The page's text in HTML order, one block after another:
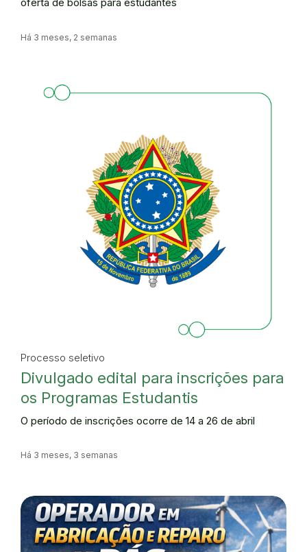
Há 3 meses, 2 semanas
Processo seletivo
Divulgado edital para inscrições para
os Programas Estudantis
O período de inscrições ocorre de 14 a 26 de abril
Há 3 meses, 3 semanas